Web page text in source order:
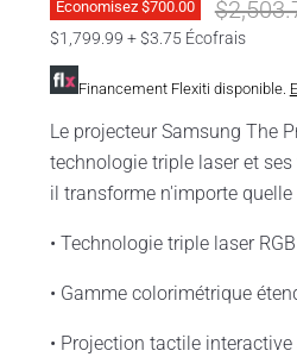
Économisez $700.00 Prix
$1,799.99 + $3.75 Écofrais
Financement Flexiti disponible.
Le projecteur Samsung The
technologie triple laser et
il transforme n'importe
• Technologie triple laser
• Gamme colorimétrique
• Projection tactile